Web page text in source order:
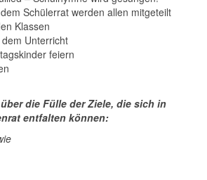
Schülerrat werden allen mitgeteilt
Klassen
Unterricht
feiern
die Fülle der Ziele, die sich in
entfalten können: